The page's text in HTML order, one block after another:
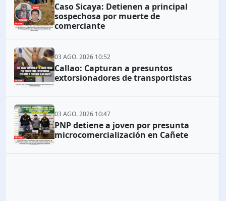
Caso Sicaya: Detienen a principal
sospechosa por muerte de
comerciante
03 AGO. 2026 10:52
Callao: Capturan a presuntos
extorsionadores de transportistas
03 AGO. 2026 10:47
PNP detiene a joven por presunta
microcomercialización en Cañete